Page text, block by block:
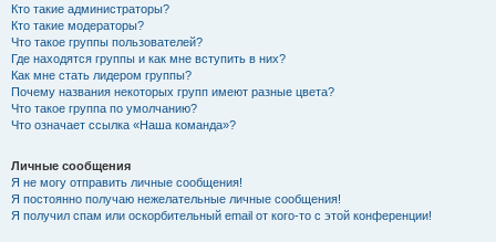
Кто такие администраторы?
Кто такие модераторы?
Что такое группы пользователей?
Где находятся группы и как мне вступить в них?
Как мне стать лидером группы?
Почему названия некоторых групп имеют разные цвета?
Что такое группа по умолчанию?
Что означает ссылка «Наша команда»?
Личные сообщения
Я не могу отправить личные сообщения!
Я постоянно получаю нежелательные личные сообщения!
Я получил спам или оскорбительный email от кого-то с этой конференции!